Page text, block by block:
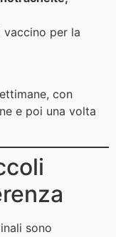
vaccino per la
con
e poi una volta
sono